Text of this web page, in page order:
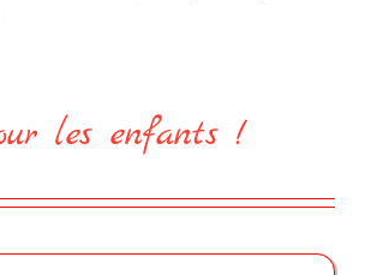
les enfants !